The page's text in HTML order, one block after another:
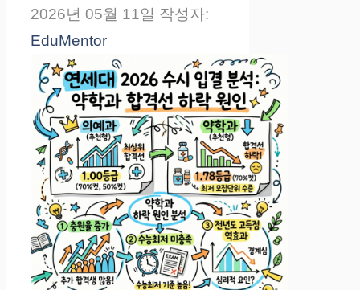
2026년 05월 11일 작성자:
EduMentor